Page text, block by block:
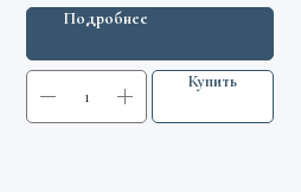
Подробнее
Купить